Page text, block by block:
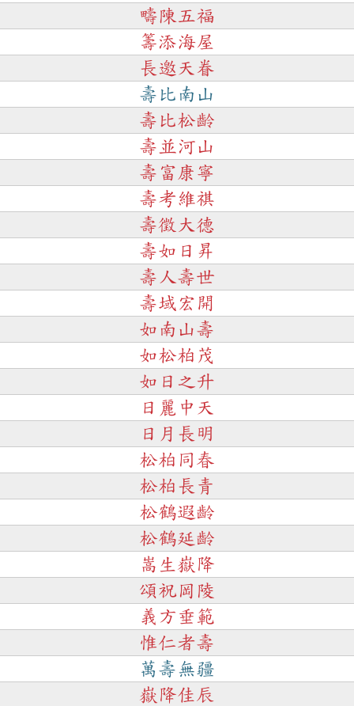
疇陳五福
籌添海屋
長邀天眷
壽比南山
壽比松齡
壽並河山
壽富康寧
壽考維祺
壽徵大德
壽如日昇
壽人壽世
壽域宏開
如南山壽
如松柏茂
如日之升
日麗中天
日月長明
松柏同春
松柏長青
松鶴遐齡
松鶴延齡
嵩生嶽降
頌祝岡陵
義方垂範
惟仁者壽
萬壽無疆
嶽降佳辰